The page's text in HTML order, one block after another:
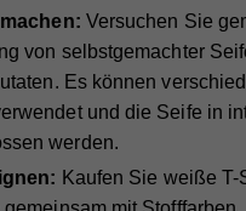
Versuchen Sie
von selbstgemachter
Es können
und die Seife in
werden.
Kaufen Sie weiße T-
ID, die die Sitzung des
eine eindeutige ID auf mobilen
basierend auf dem
zu ermöglichen.
anzeigen
helfen uns zu verstehen,
interagieren, indem
gesammelt und